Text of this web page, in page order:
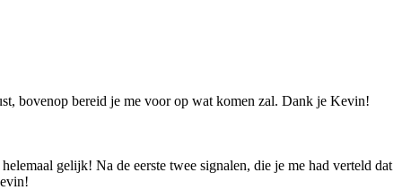
bovenop bereid je me voor op wat komen zal. Dank je Kevin!
gelijk! Na de eerste twee signalen, die je me had verteld dat